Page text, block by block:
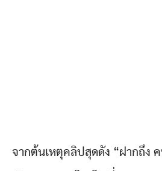
จากต้นเหตุคลิปสุดดัง “ฝากถึง